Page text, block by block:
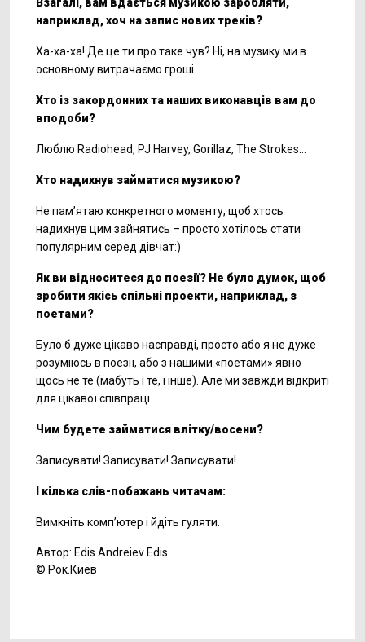
наприклад, хоч на запис нових треків?
Ха-ха-ха! Де це ти про таке чув? Ні, на музику ми в
основному витрачаємо гроші.
Хто із закордонних та наших виконавців вам до
вподоби?
Люблю Radiohead, PJ Harvey, Gorillaz, The Strokes…
Хто надихнув займатися музикою?
Не пам’ятаю конкретного моменту, щоб хтось
надихнув цим зайнятись – просто хотілось стати
популярним серед дівчат:)
Як ви відноситеся до поезії? Не було думок, щоб
зробити якісь спільні проекти, наприклад, з
поетами?
Було б дуже цікаво насправді, просто або я не дуже
розуміюсь в поезії, або з нашими «поетами» явно
щось не те (мабуть і те, і інше). Але ми завжди відкриті
для цікавої співпраці.
Чим будете займатися влітку/восени?
Записувати! Записувати! Записувати!
І кілька слів-побажань читачам:
Вимкніть комп’ютер і йдіть гуляти.
Автор: Edis Andreiev Edis
© Рок.Киев